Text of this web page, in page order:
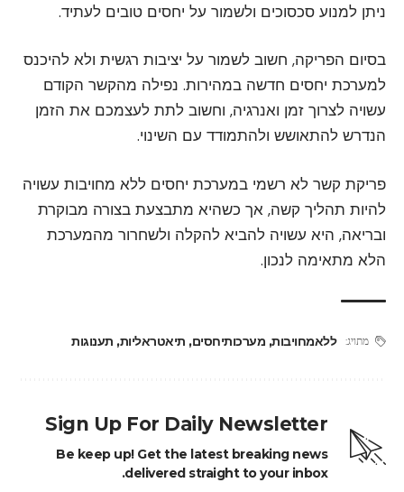
ניתן למנוע סכסוכים ולשמור על יחסים טובים לעתיד.
בסיום הפריקה, חשוב לשמור על יציבות רגשית ולא להיכנס
למערכת יחסים חדשה במהירות. נפילה מהקשר הקודם
עשויה לצרוך זמן ואנרגיה, וחשוב לתת לעצמכם את הזמן
הנדרש להתאושש ולהתמודד עם השינוי.
פריקת קשר לא רשמי במערכת יחסים ללא מחויבות עשויה
להיות תהליך קשה, אך כשהיא מתבצעת בצורה מבוקרת
ובריאה, היא עשויה להביא להקלה ולשחרור מהמערכת
הלא מתאימה לנכון.
מתויג: ללאמחויבות, מערכותיחסים, תיאטראליות, תענוגות
Sign Up For Daily Newsletter
Be keep up! Get the latest breaking news
delivered straight to your inbox.